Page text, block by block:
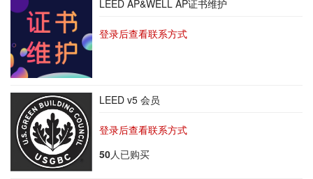
LEED AP&WELL AP证书维护
登录后查看联系方式
LEED v5 会员
登录后查看联系方式
50人已购买